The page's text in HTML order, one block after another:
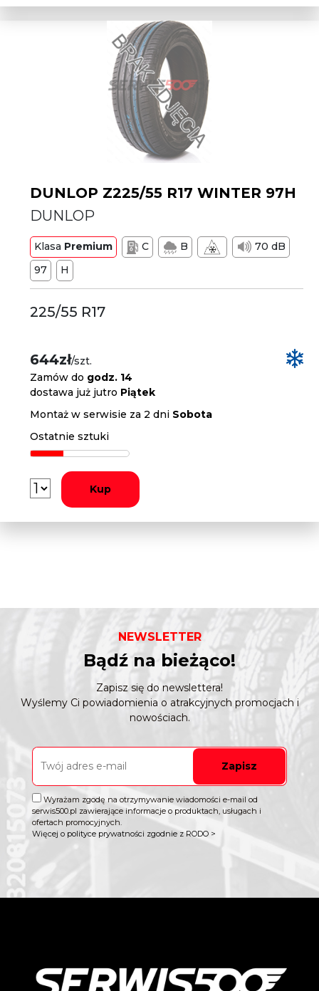
DUNLOP Z225/55 R17 WINTER 97H
DUNLOP
Klasa Premium C B
70 dB
97
H
225/55 R17
644zł/szt.
Zamów do godz. 14
dostawa już jutro Piątek
Montaż w serwisie za 2 dni Sobota
Ostatnie sztuki
Kup
NEWSLETTER
Bądź na bieżąco!
Zapisz się do newslettera!
Wyślemy Ci powiadomienia o atrakcyjnych promocjach i
nowościach.
Zapisz
Wyrażam zgodę na otrzymywanie wiadomości e-mail od
serwis500.pl zawierające informacje o produktach, usługach i
ofertach promocyjnych.
Więcej o polityce prywatności zgodnie z RODO >